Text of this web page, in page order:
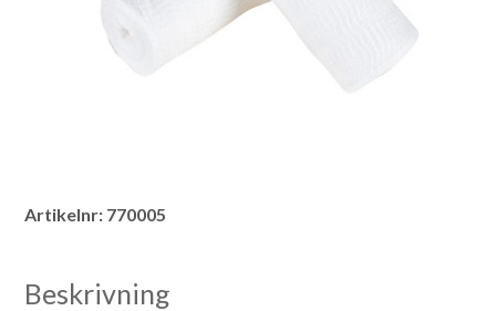
Artikelnr: 770005
Beskrivning